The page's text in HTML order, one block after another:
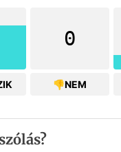
0
👎NEM